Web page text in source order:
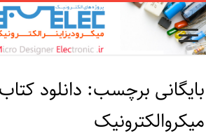
بایگانی برچسب: دانلود کتاب
میکروالکترونیک